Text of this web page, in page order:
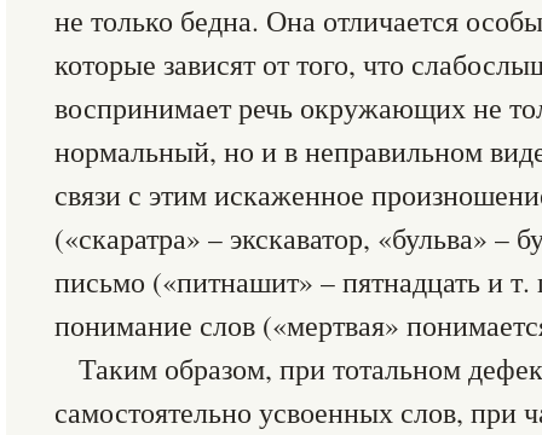
не только бедна. Она отличается
которые зависят от того, что
воспринимает речь окружающих не
нормальный, но и в неправильном
связи с этим искаженное
(«скаратра» – экскаватор, «бульва» –
письмо («питнашит» – пятнадцать и
понимание слов («мертвая»
Таким образом, при тотальном
самостоятельно усвоенных слов, при